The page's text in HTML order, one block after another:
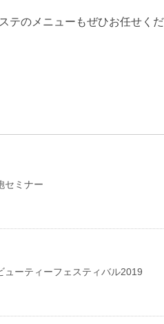
テのメニューもぜひお任せくだ
セミナー
ューティーフェスティバル2019